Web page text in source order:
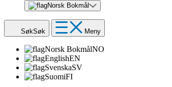
Norsk Bokmål
SøkSøk Meny
Norsk BokmålNO
EnglishEN
SvenskaSV
SuomiFI